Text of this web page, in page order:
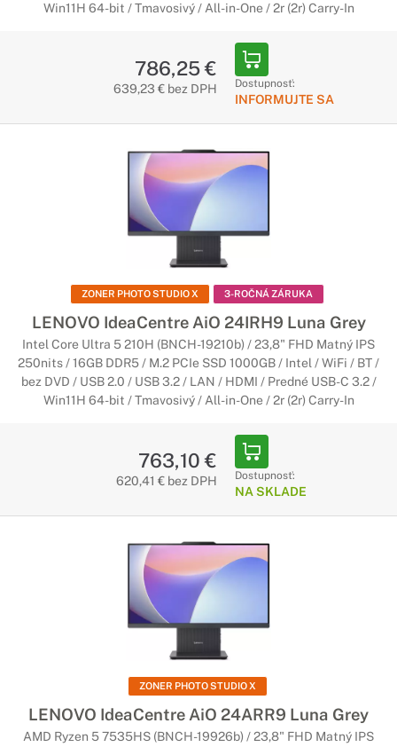
Win11H 64-bit / Tmavosivý / All-in-One / 2r (2r) Carry-In
786,25 €
639,23 € bez DPH Dostupnosť:
INFORMUJTE SA
ZONER PHOTO STUDIO X 3-ROČNÁ ZÁRUKA
LENOVO IdeaCentre AiO 24IRH9 Luna Grey
Intel Core Ultra 5 210H (BNCH-19210b) / 23,8" FHD Matný IPS
250nits / 16GB DDR5 / M.2 PCIe SSD 1000GB / Intel / WiFi / BT /
bez DVD / USB 2.0 / USB 3.2 / LAN / HDMI / Predné USB-C 3.2 /
Win11H 64-bit / Tmavosivý / All-in-One / 2r (2r) Carry-In
763,10 €
620,41 € bez DPH Dostupnosť:
NA SKLADE
ZONER PHOTO STUDIO X
LENOVO IdeaCentre AiO 24ARR9 Luna Grey
AMD Ryzen 5 7535HS (BNCH-19926b) / 23,8" FHD Matný IPS